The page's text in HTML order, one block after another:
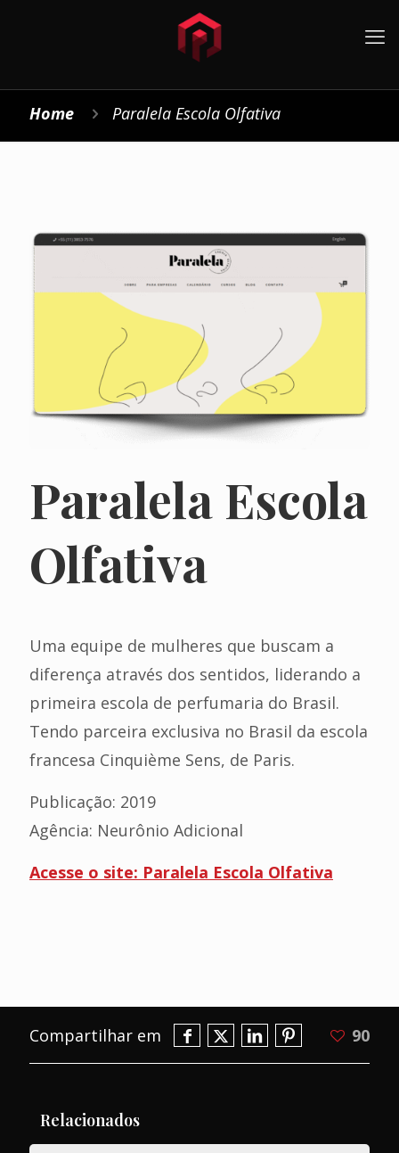
Home Paralela Escola Olfativa
Paralela Escola
Olfativa
Uma equipe de mulheres que buscam a
diferença através dos sentidos, liderando a
primeira escola de perfumaria do Brasil.
Tendo parceira exclusiva no Brasil da escola
francesa Cinquième Sens, de Paris.
Publicação: 2019
Agência: Neurônio Adicional
Acesse o site: Paralela Escola Olfativa
Compartilhar em 90
Relacionados